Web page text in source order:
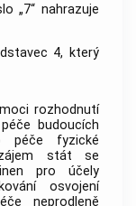
„7“ nahrazuje
4, který
rozhodnutí
budoucích
péče fyzické
stát se
pro účely
osvojení
neprodleně